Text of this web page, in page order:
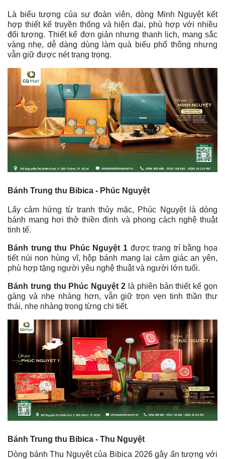
Là biểu tượng của sự đoàn viên, dòng Minh Nguyệt kết
hợp thiết kế truyền thống và hiện đại, phù hợp với nhiều
đối tượng. Thiết kế đơn giản nhưng thanh lịch, mang sắc
vàng nhẹ, dễ dàng dùng làm quà biếu phổ thông nhưng
vẫn giữ được nét trang trọng.
Bánh Trung thu Bibica - Phúc Nguyệt
Lấy cảm hứng từ tranh thủy mặc, Phúc Nguyệt là dòng
bánh mang hơi thở thiền định và phong cách nghệ thuật
tinh tế.
Bánh trung thu Phúc Nguyệt 1 được trang trí bằng họa
tiết núi non hùng vĩ, hộp bánh mang lại cảm giác an yên,
phù hợp tặng người yêu nghệ thuật và người lớn tuổi.
Bánh trung thu Phúc Nguyệt 2 là phiên bản thiết kế gọn
gàng và nhẹ nhàng hơn, vẫn giữ trọn vẹn tinh thần thư
thái, nhẹ nhàng trong từng chi tiết.
Bánh Trung thu Bibica - Thu Nguyệt
Dòng bánh Thu Nguyệt của Bibica 2026 gây ấn tượng với